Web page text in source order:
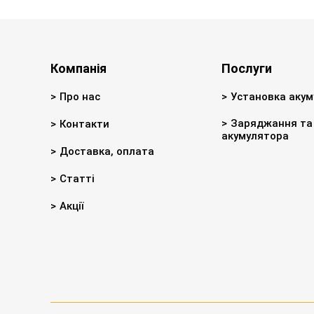
Компанія
Про нас
Контакти
Доставка, оплата
Статті
Акції
Послуги
Установка
Заряджання та
акумулятора